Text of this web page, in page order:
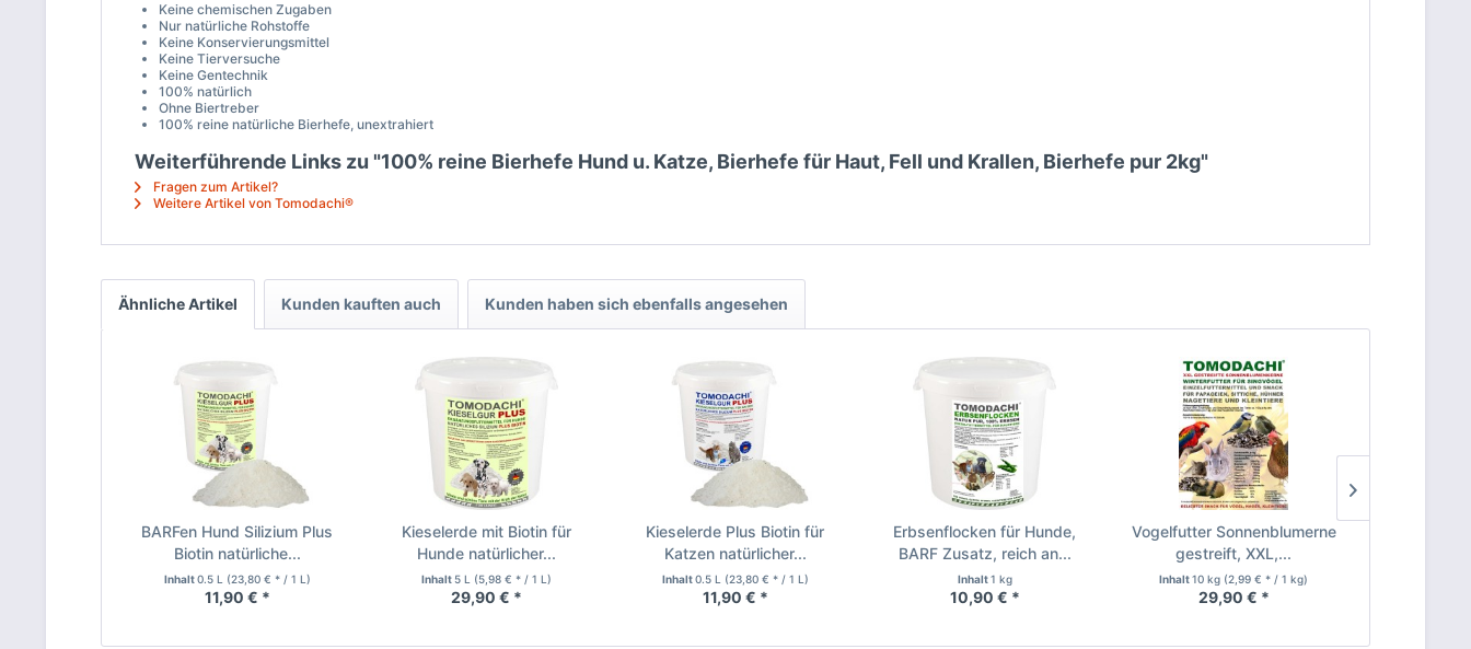
Keine chemischen Zugaben
Nur natürliche Rohstoffe
Keine Konservierungsmittel
Keine Tierversuche
Keine Gentechnik
100% natürlich
Ohne Biertreber
100% reine natürliche Bierhefe, unextrahiert
Weiterführende Links zu "100% reine Bierhefe Hund u. Katze, Bierhefe für Haut, Fell und Krallen, Bierhefe pur 2kg"
Fragen zum Artikel?
Weitere Artikel von Tomodachi®
Ähnliche Artikel Kunden kauften auch Kunden haben sich ebenfalls angesehen
BARFen Hund Silizium Plus
Biotin natürliche...
Inhalt0.5 L (23,80 € * / 1 L)
11,90 € *
Kieselerde mit Biotin für
Hunde natürlicher...
Inhalt5 L (5,98 € * / 1 L)
29,90 € *
Kieselerde Plus Biotin für
Katzen natürlicher...
Inhalt0.5 L (23,80 € * / 1 L)
11,90 € *
Erbsenflocken für Hunde,
BARF Zusatz, reich an...
Inhalt1 kg
10,90 € *
Vogelfutter Sonnenblumerne
gestreift, XXL,...
Inhalt10 kg (2,99 € * / 1 kg)
29,90 € *